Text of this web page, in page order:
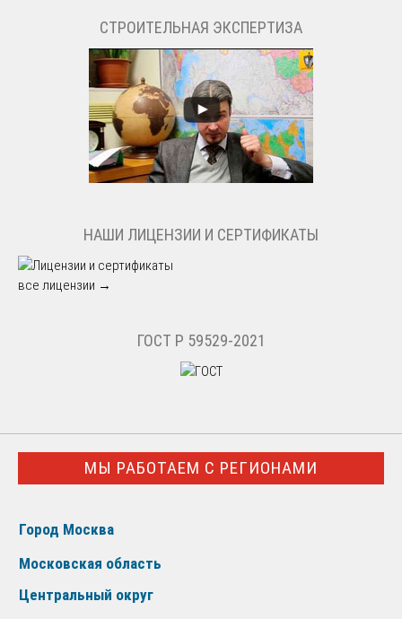
СТРОИТЕЛЬНАЯ ЭКСПЕРТИЗА
НАШИ ЛИЦЕНЗИИ И СЕРТИФИКАТЫ
все лицензии →
ГОСТ Р 59529-2021
МЫ РАБОТАЕМ С РЕГИОНАМИ
Город Москва
Московская область
Центральный округ